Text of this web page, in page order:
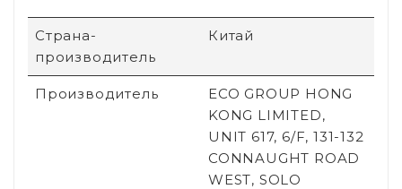
Страна-
производитель
Китай
Производитель
ECO GROUP HONG
KONG LIMITED,
UNIT 617, 6/F, 131-132
CONNAUGHT ROAD
WEST, SOLO